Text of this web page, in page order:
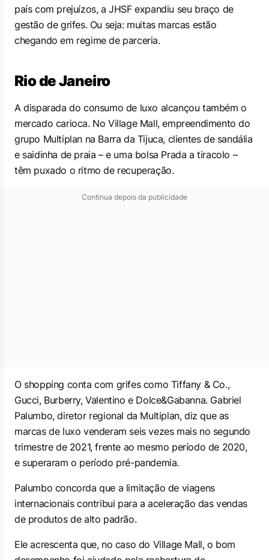
país com prejuízos, a JHSF expandiu seu braço de
gestão de grifes. Ou seja: muitas marcas estão
chegando em regime de parceria.
Rio de Janeiro
A disparada do consumo de luxo alcançou também o
mercado carioca. No Village Mall, empreendimento do
grupo Multiplan na Barra da Tijuca, clientes de sandália
e saidinha de praia – e uma bolsa Prada a tiracolo –
têm puxado o ritmo de recuperação.
Continua depois da publicidade
O shopping conta com grifes como Tiffany & Co.,
Gucci, Burberry, Valentino e Dolce&Gabanna. Gabriel
Palumbo, diretor regional da Multiplan, diz que as
marcas de luxo venderam seis vezes mais no segundo
trimestre de 2021, frente ao mesmo período de 2020,
e superaram o período pré-pandemia.
Palumbo concorda que a limitação de viagens
internacionais contribui para a aceleração das vendas
de produtos de alto padrão.
Ele acrescenta que, no caso do Village Mall, o bom